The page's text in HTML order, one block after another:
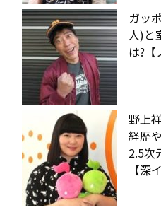
ガッ
人)と
は?【
野上
経歴
2.5次
【深